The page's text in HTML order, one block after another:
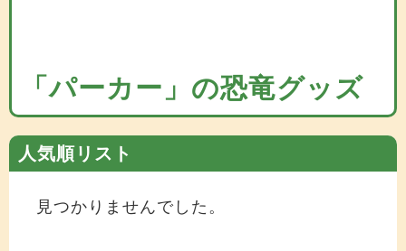
「パーカー」の恐竜グッズ
人気順リスト
見つかりませんでした。